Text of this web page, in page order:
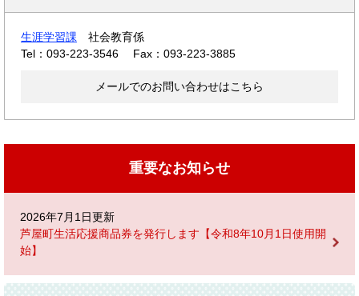
生涯学習課
社会教育係
Tel：093-223-3546
Fax：093-223-3885
メールでのお問い合わせはこちら
重要なお知らせ
2026年7月1日更新
芦屋町生活応援商品券を発行します【令和8年10月1日使用開
始】